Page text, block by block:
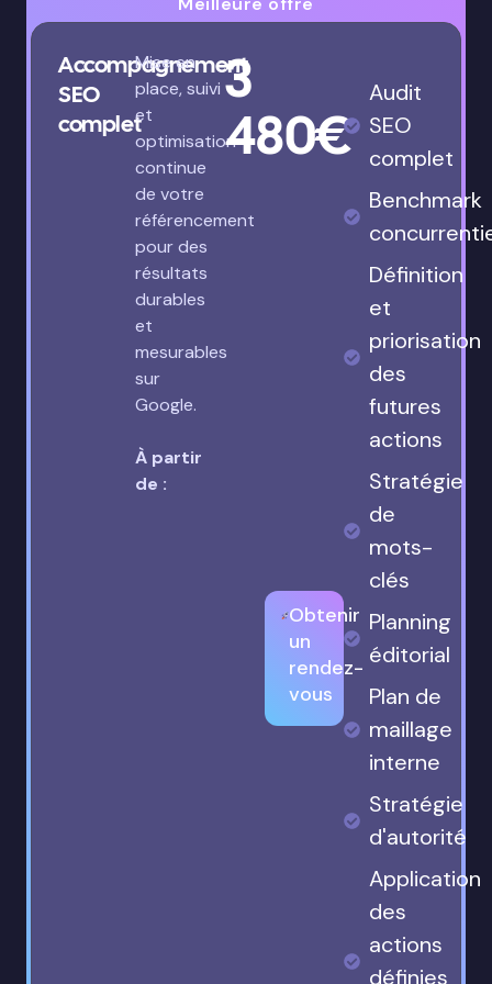
Accompagnement
SEO
complet
Mise en
place, suivi
et
optimisation
continue
de votre
référencement
pour des
résultats
durables
et
mesurables
sur
Google.
À partir
de :
3
480€
Obtenir
un
rendez-
vous
Audit
SEO
complet
Benchmark
Définition
et
priorisation
des
futures
actions
Stratégie
de
mots-
clés
Planning
éditorial
Plan de
maillage
interne
Stratégie
d'autorité
Application
des
actions
définies